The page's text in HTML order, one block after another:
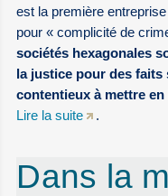
est la première
pour « complicité de
sociétés hexagonales
la justice pour des faits
contentieux à mettre
Lire la suite
.
Dans la